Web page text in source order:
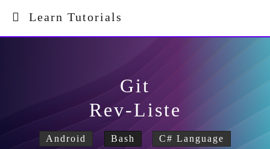
Learn Tutorials
Git
Rev-Liste
Android Bash C# Language